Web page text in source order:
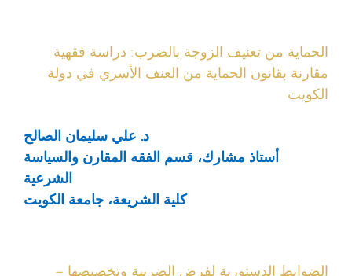
الحماية من تعنيف الزوجة بالضرب: دراسة فقهية
مقارنة بقانون الحماية من العنف الأسري في دولة
الكويت
د. علي سليمان الصالح
أستاذ مشارك، قسم الفقه المقارن والسياسة
الشرعية
كلية الشريعة، جامعة الكويت
الضوابط الدستورية لفرض الضريبة وتخصيصها –